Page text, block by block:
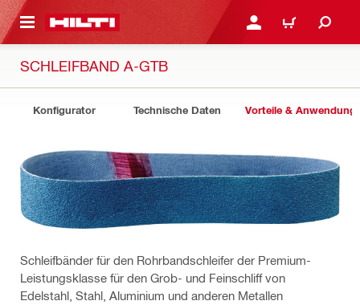
ANMELDEN ODER
WARENKORB
SCHLEIFBAND A-GTB
Konfigurator Technische Daten Vorteile &
Schleifbänder für den Rohrbandschleifer der Premium-
Leistungsklasse für den Grob- und Feinschliff von
Edelstahl, Stahl, Aluminium und anderen Metallen